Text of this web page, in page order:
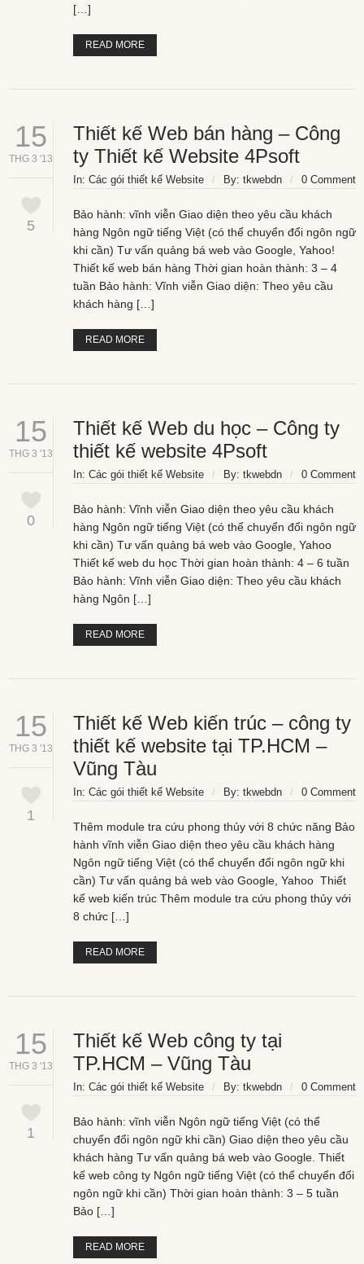
[…]
READ MORE
15
THG 3 '13
5
Thiết kế Web bán hàng – Công
ty Thiết kế Website 4Psoft
In: Các gói thiết kế Website / By: tkwebdn / 0 Comment
Bảo hành: vĩnh viễn Giao diện theo yêu cầu khách
hàng Ngôn ngữ tiếng Việt (có thể chuyển đổi ngôn ngữ
khi cần) Tư vấn quảng bá web vào Google, Yahoo!
Thiết kế web bán hàng Thời gian hoàn thành: 3 – 4
tuần Bảo hành: Vĩnh viễn Giao diện: Theo yêu cầu
khách hàng […]
READ MORE
15
THG 3 '13
0
Thiết kế Web du học – Công ty
thiết kế website 4Psoft
In: Các gói thiết kế Website / By: tkwebdn / 0 Comment
Bảo hành: Vĩnh viễn Giao diện theo yêu cầu khách
hàng Ngôn ngữ tiếng Việt (có thể chuyển đổi ngôn ngữ
khi cần) Tư vấn quảng bá web vào Google, Yahoo
Thiết kế web du học Thời gian hoàn thành: 4 – 6 tuần
Bảo hành: Vĩnh viễn Giao diện: Theo yêu cầu khách
hàng Ngôn […]
READ MORE
15
THG 3 '13
1
Thiết kế Web kiến trúc – công ty
thiết kế website tại TP.HCM –
Vũng Tàu
In: Các gói thiết kế Website / By: tkwebdn / 0 Comment
Thêm module tra cứu phong thủy với 8 chức năng Bảo
hành vĩnh viễn Giao diện theo yêu cầu khách hàng
Ngôn ngữ tiếng Việt (có thể chuyển đổi ngôn ngữ khi
cần) Tư vấn quảng bá web vào Google, Yahoo Thiết
kế web kiến trúc Thêm module tra cứu phong thủy với
8 chức […]
READ MORE
15
THG 3 '13
1
Thiết kế Web công ty tại
TP.HCM – Vũng Tàu
In: Các gói thiết kế Website / By: tkwebdn / 0 Comment
Bảo hành: vĩnh viễn Ngôn ngữ tiếng Việt (có thể
chuyển đổi ngôn ngữ khi cần) Giao diện theo yêu cầu
khách hàng Tư vấn quảng bá web vào Google. Thiết
kế web công ty Ngôn ngữ tiếng Việt (có thể chuyển đổi
ngôn ngữ khi cần) Thời gian hoàn thành: 3 – 5 tuần
Bảo […]
READ MORE